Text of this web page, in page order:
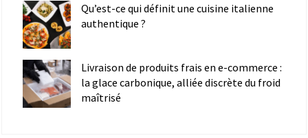
Qu’est-ce qui définit une cuisine italienne
authentique ?
Livraison de produits frais en e-commerce :
la glace carbonique, alliée discrète du froid
maîtrisé